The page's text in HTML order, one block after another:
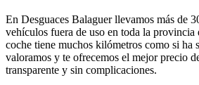
En Desguaces Balaguerllevamos más de
vehículos fuera de uso en toda la provincia
coche tiene muchos kilómetros como si ha
valoramos y te ofrecemos el mejor precio
transparente y sin complicaciones.